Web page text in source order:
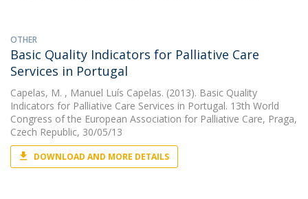
OTHER
Basic Quality Indicators for Palliative Care
Services in Portugal
Capelas, M. , Manuel Luís Capelas. (2013). Basic Quality
Indicators for Palliative Care Services in Portugal. 13th World
Congress of the European Association for Palliative Care, Praga,
Czech Republic, 30/05/13
DOWNLOAD AND MORE DETAILS